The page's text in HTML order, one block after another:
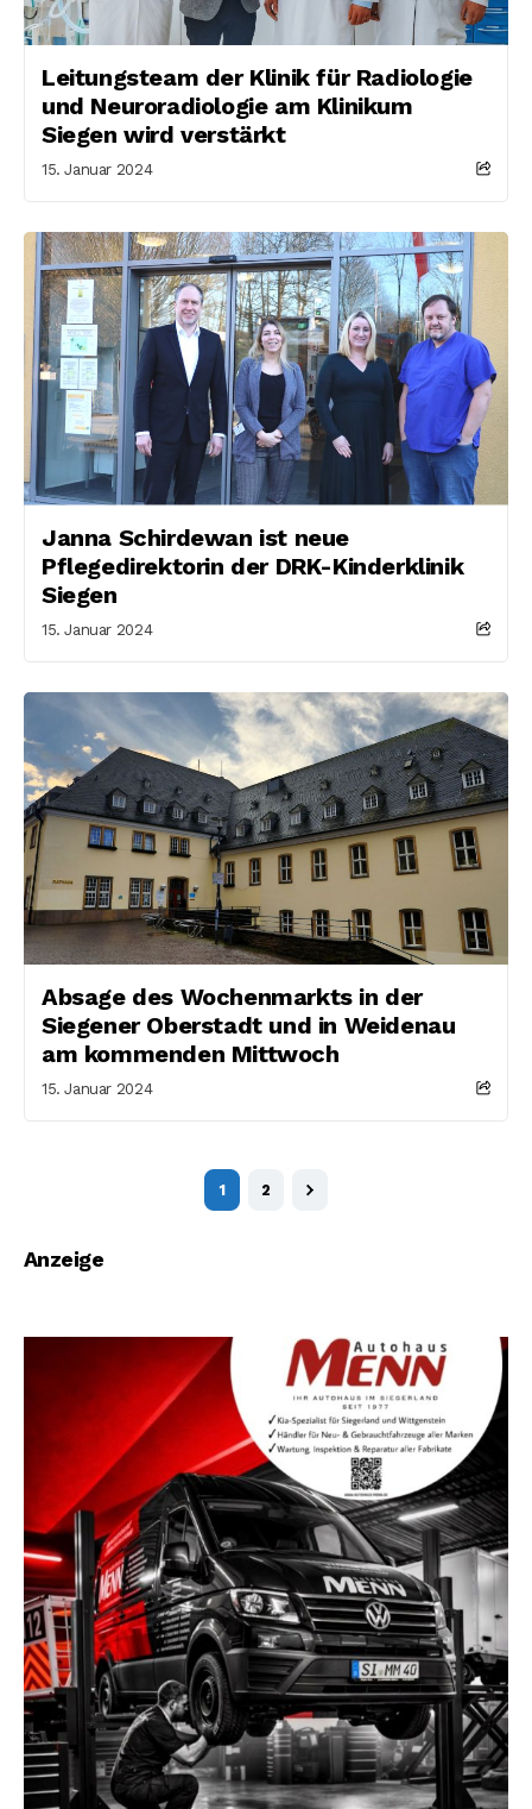
Leitungsteam der Klinik für Radiologie
und Neuroradiologie am Klinikum
Siegen wird verstärkt
15. Januar 2024
Janna Schirdewan ist neue
Pflegedirektorin der DRK-Kinderklinik
Siegen
15. Januar 2024
Absage des Wochenmarkts in der
Siegener Oberstadt und in Weidenau
am kommenden Mittwoch
15. Januar 2024
1 2
Anzeige